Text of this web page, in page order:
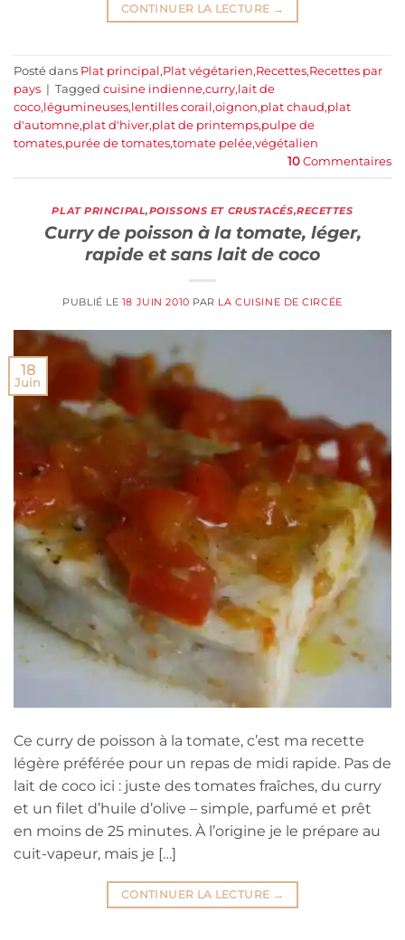
CONTINUER LA LECTURE →
Posté dans Plat principal,Plat végétarien,Recettes,Recettes par
pays | Tagged cuisine indienne,curry,lait de
coco,légumineuses,lentilles corail,oignon,plat chaud,plat
d'automne,plat d'hiver,plat de printemps,pulpe de
tomates,purée de tomates,tomate pelée,végétalien
10 Commentaires
PLAT PRINCIPAL,POISSONS ET CRUSTACÉS,RECETTES
Curry de poisson à la tomate, léger,
rapide et sans lait de coco
PUBLIÉ LE 18 JUIN 2010 PAR LA CUISINE DE CIRCÉE
18
Juin
Ce curry de poisson à la tomate, c’est ma recette
légère préférée pour un repas de midi rapide. Pas de
lait de coco ici : juste des tomates fraîches, du curry
et un filet d’huile d’olive – simple, parfumé et prêt
en moins de 25 minutes. À l’origine je le prépare au
cuit-vapeur, mais je […]
CONTINUER LA LECTURE →